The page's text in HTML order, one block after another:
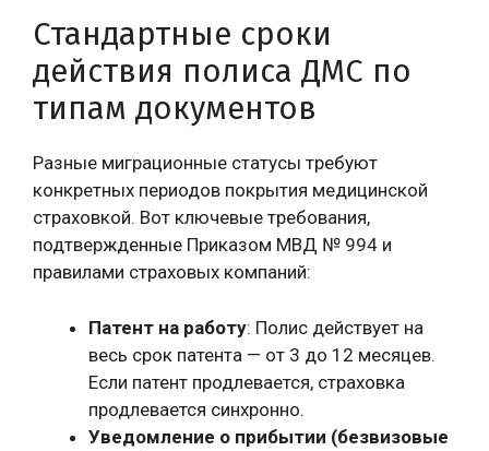
Стандартные сроки
действия полиса ДМС по
типам документов
Разные миграционные статусы требуют
конкретных периодов покрытия медицинской
страховкой. Вот ключевые требования,
подтвержденные Приказом МВД № 994 и
правилами страховых компаний:
Патент на работу: Полис действует на
весь срок патента — от 3 до 12 месяцев.
Если патент продлевается, страховка
продлевается синхронно.
Уведомление о прибытии (безвизовые